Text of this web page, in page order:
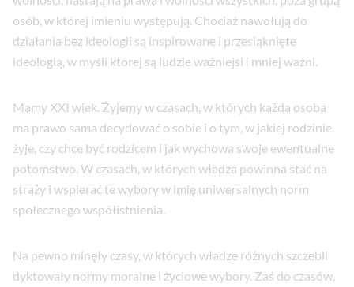
osób, w której imieniu występują. Chociaż nawołują do
działania bez ideologii są inspirowane i przesiąknięte
ideologią, w myśli której są ludzie ważniejsi i mniej ważni.
Mamy XXI wiek. Żyjemy w czasach, w których każda osoba
ma prawo sama decydować o sobie i o tym, w jakiej rodzinie
żyje, czy chce być rodzicem i jak wychowa swoje ewentualne
potomstwo. W czasach, w których władza powinna stać na
straży i wspierać te wybory w imię uniwersalnych norm
społecznego współistnienia.
Na pewno minęły czasy, w których władze różnych szczebli
dyktowały normy moralne i życiowe wybory. Zaś do czasów,